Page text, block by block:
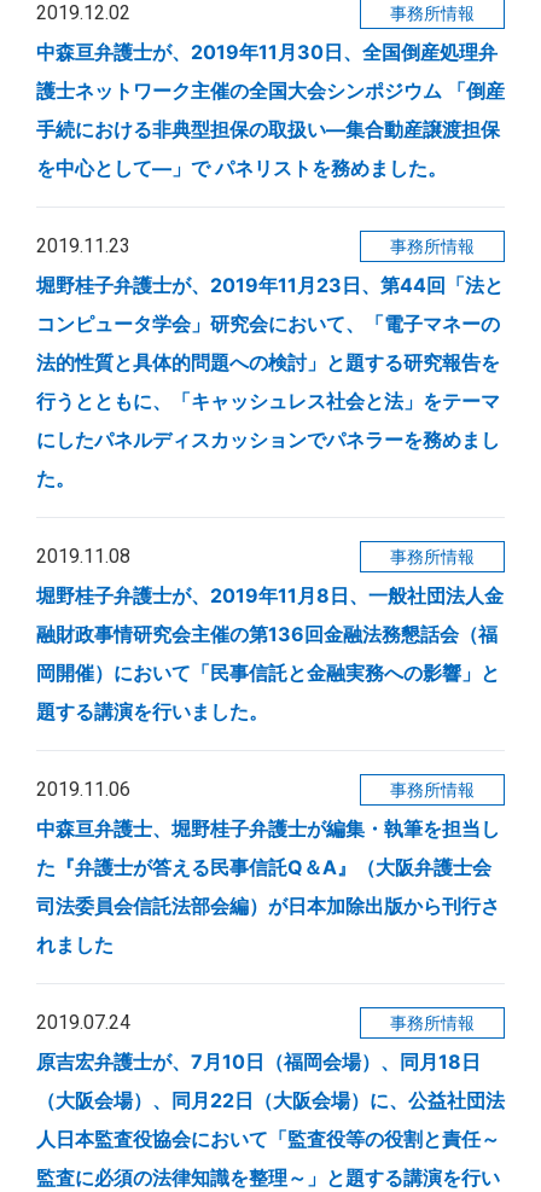
2019.12.02 事務所情報
中森亘弁護士が、2019年11月30日、全国倒産処理弁
護士ネットワーク主催の全国大会シンポジウム 「倒産
手続における非典型担保の取扱い―集合動産譲渡担保
を中心として―」で パネリストを務めました。
2019.11.23 事務所情報
堀野桂子弁護士が、2019年11月23日、第44回「法と
コンピュータ学会」研究会において、「電子マネーの
法的性質と具体的問題への検討」と題する研究報告を
行うとともに、「キャッシュレス社会と法」をテーマ
にしたパネルディスカッションでパネラーを務めまし
た。
2019.11.08 事務所情報
堀野桂子弁護士が、2019年11月8日、一般社団法人金
融財政事情研究会主催の第136回金融法務懇話会（福
岡開催）において「民事信託と金融実務への影響」と
題する講演を行いました。
2019.11.06 事務所情報
中森亘弁護士、堀野桂子弁護士が編集・執筆を担当し
た『弁護士が答える民事信託Q＆A』（大阪弁護士会
司法委員会信託法部会編）が日本加除出版から刊行さ
れました
2019.07.24 事務所情報
原吉宏弁護士が、7月10日（福岡会場）、同月18日
（大阪会場）、同月22日（大阪会場）に、公益社団法
人日本監査役協会において「監査役等の役割と責任～
監査に必須の法律知識を整理～」と題する講演を行い